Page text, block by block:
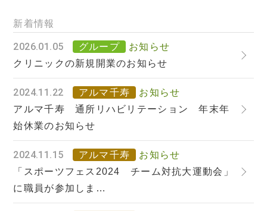
新着情報
2026.01.05 グループ
お知らせ
クリニックの新規開業のお知らせ
2024.11.22 アルマ千寿
お知らせ
アルマ千寿 通所リハビリテーション 年末年
始休業のお知らせ
2024.11.15 アルマ千寿
お知らせ
「スポーツフェス2024 チーム対抗大運動会」
に職員が参加しま…